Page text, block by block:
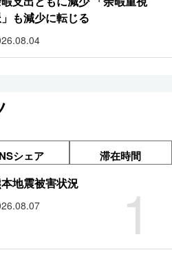
も減少に転じる
シェア 滞在時間
1
地震被害状況